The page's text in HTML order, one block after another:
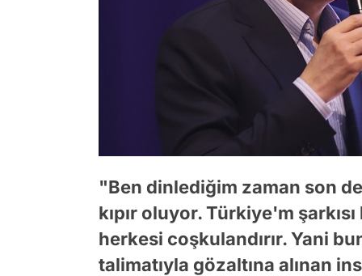
"Ben dinlediğim zaman son
kıpır oluyor. Türkiye'm
herkesi coşkulandırır. Yani
talimatıyla gözaltına alınan